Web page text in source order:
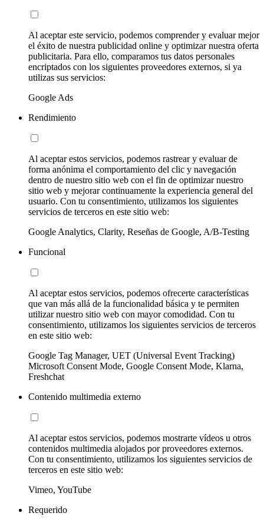
Al aceptar este servicio, podemos comprender y evaluar mejor
el éxito de nuestra publicidad online y optimizar nuestra oferta
publicitaria. Para ello, comparamos tus datos personales
encriptados con los siguientes proveedores externos, si ya
utilizas sus servicios:
Google Ads
Rendimiento
Al aceptar estos servicios, podemos rastrear y evaluar de
forma anónima el comportamiento del clic y navegación
dentro de nuestro sitio web con el fin de optimizar nuestro
sitio web y mejorar continuamente la experiencia general del
usuario. Con tu consentimiento, utilizamos los siguientes
servicios de terceros en este sitio web:
Google Analytics, Clarity, Reseñas de Google, A/B-Testing
Funcional
Al aceptar estos servicios, podemos ofrecerte características
que van más allá de la funcionalidad básica y te permiten
utilizar nuestro sitio web con mayor comodidad. Con tu
consentimiento, utilizamos los siguientes servicios de terceros
en este sitio web:
Google Tag Manager, UET (Universal Event Tracking)
Microsoft Consent Mode, Google Consent Mode, Klarna,
Freshchat
Contenido multimedia externo
Al aceptar estos servicios, podemos mostrarte vídeos u otros
contenidos multimedia alojados por proveedores externos.
Con tu consentimiento, utilizamos los siguientes servicios de
terceros en este sitio web:
Vimeo, YouTube
Requerido